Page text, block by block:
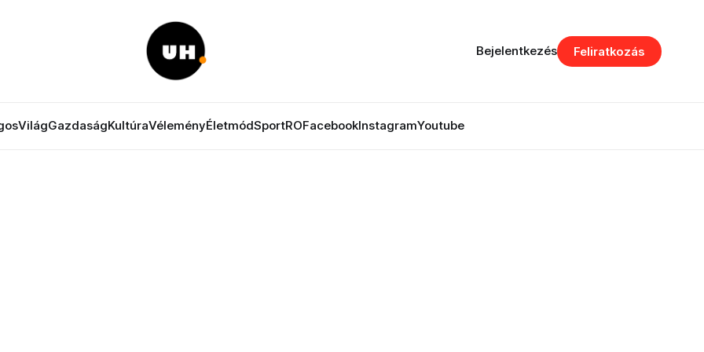
VilágGazdaságKultúraVéleményÉletmódSportROFacebookInstagramYoutube
Bejelentkezés Feliratkozás